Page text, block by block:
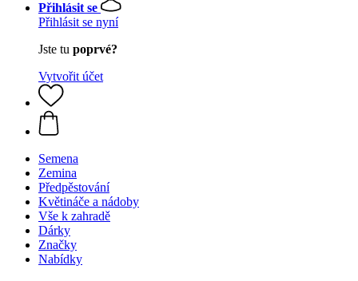
Přihlásit se
Přihlásit se nyní
Jste tu poprvé?
Vytvořit účet
Semena
Zemina
Předpěstování
Květináče a nádoby
Vše k zahradě
Dárky
Značky
Nabídky